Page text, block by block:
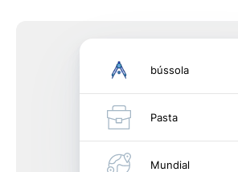
bússola
Pasta
Mundial